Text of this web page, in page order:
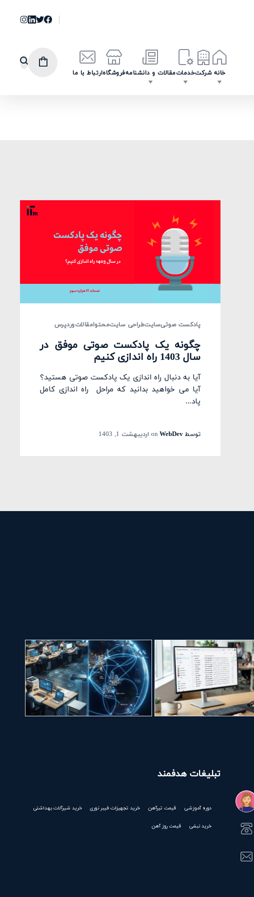
خانه شرکتخدماتمقالات و دانشنامهفروشگاهارتباط با ما
پادکست صوتیسایتطراحی سایتمحتوامقالاتوردپرس
چگونه یک پادکست صوتی موفق در
سال 1403 راه اندازی کنیم
آیا به دنبال راه اندازی یک پادکست صوتی هستید؟
آیا می خواهید بدانید که مراحل راه اندازی کامل
پاد...
توسطWebDev
on اردیبهشت 1, 1403
تبلیغات هدفمند
دوره آموزشی قیمت تیرآهن خرید تجهیزات فیبر نوری خرید شیرآلات بهداشتی
خرید نبشی قیمت روز آهن